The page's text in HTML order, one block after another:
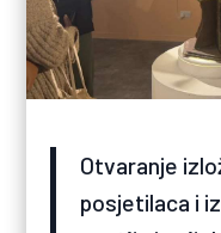
Otvaranje
posjetilaca i